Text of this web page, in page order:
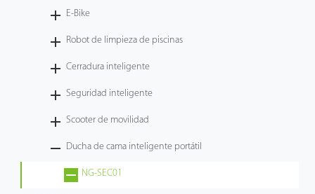
E-Bike
Robot de limpieza de piscinas
Cerradura inteligente
Seguridad inteligente
Scooter de movilidad
Ducha de cama inteligente portátil
NG-SEC01